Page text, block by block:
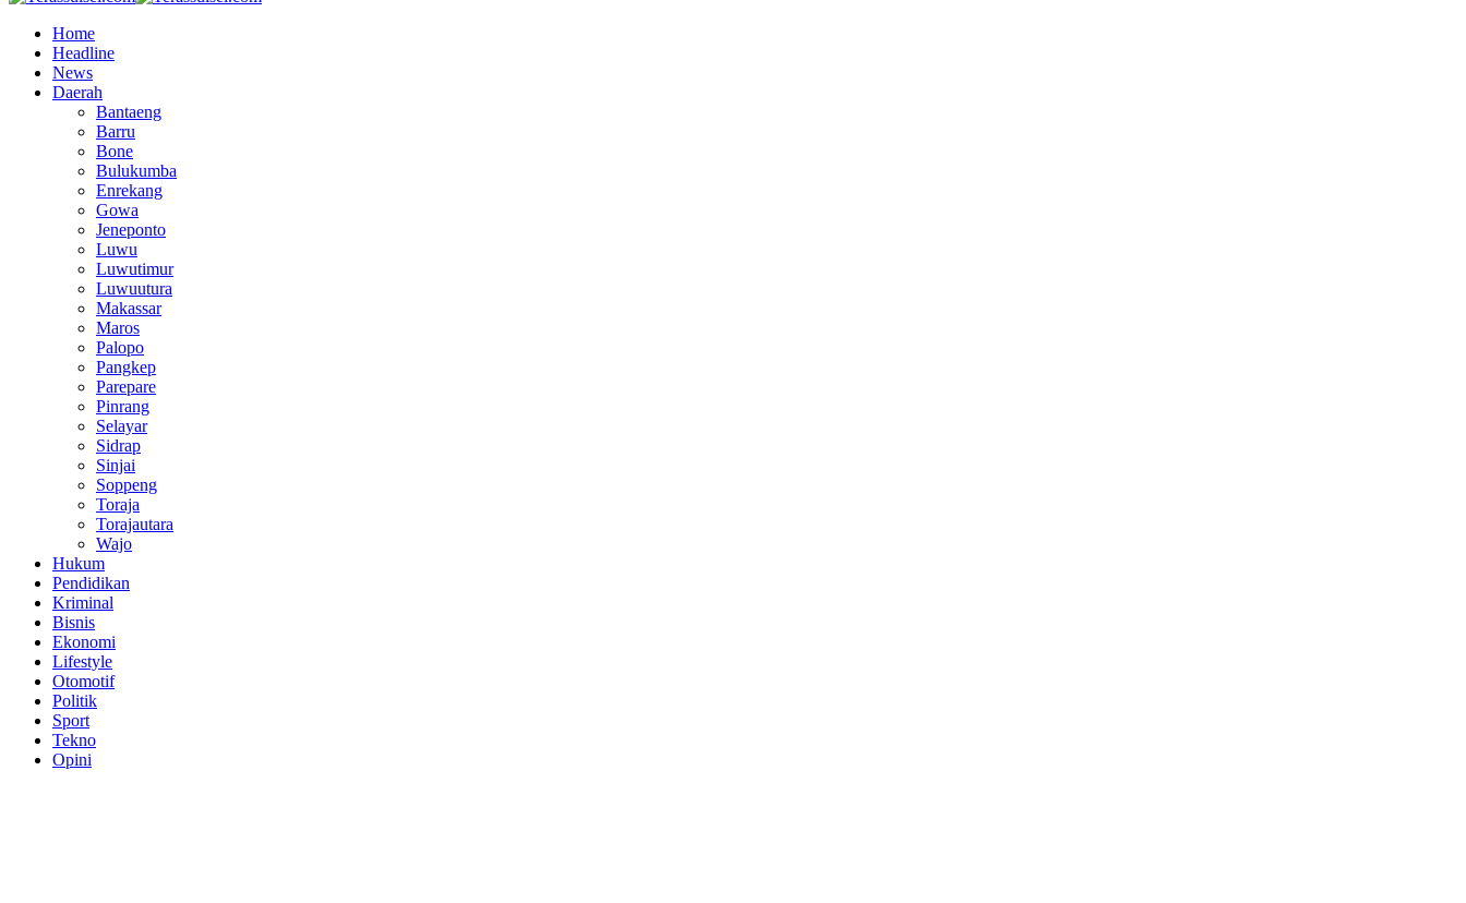
Home
Headline
News
Daerah
Bantaeng
Barru
Bone
Bulukumba
Enrekang
Gowa
Jeneponto
Luwu
Luwutimur
Luwuutura
Makassar
Maros
Palopo
Pangkep
Parepare
Pinrang
Selayar
Sidrap
Sinjai
Soppeng
Toraja
Torajautara
Wajo
Hukum
Pendidikan
Kriminal
Bisnis
Ekonomi
Lifestyle
Otomotif
Politik
Sport
Tekno
Opini